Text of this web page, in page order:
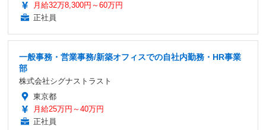
月給32万8,300円～60万円
正社員
一般事務・営業事務/新築オフィスでの自社内勤務・HR事業
部
株式会社シグナストラスト
東京都
月給25万円～40万円
正社員